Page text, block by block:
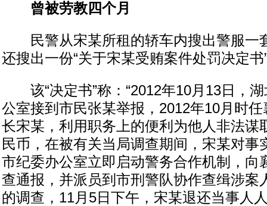
曾被劳教四个月
民警从宋某所租的轿车内搜出警服一
还搜出一份“关于宋某受贿案件处罚决定书
该“决定书”称：“2012年10月13日，湖
公室接到市民张某举报，2012年10月时
长宋某，利用职务上的便利为他人非法谋
民币，在被有关当局调查期间，宋某对事
市纪委办公室立即启动警务合作机制，向
查通报，并派员到市刑警队协作查缉涉案
的调查，11月5日下午，宋某退还当事人